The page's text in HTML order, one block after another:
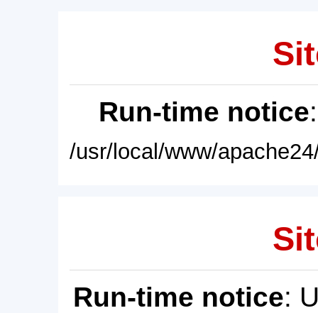
Run-time notice
/usr/local/www/
Run-time notice: